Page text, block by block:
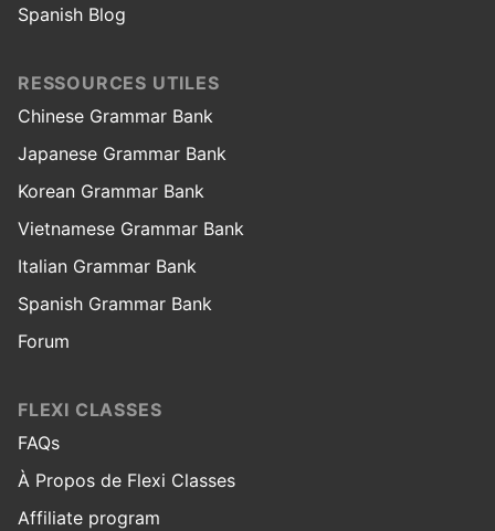
Spanish Blog
RESSOURCES UTILES
Chinese Grammar Bank
Japanese Grammar Bank
Korean Grammar Bank
Vietnamese Grammar Bank
Italian Grammar Bank
Spanish Grammar Bank
Forum
FLEXI CLASSES
FAQs
À Propos de Flexi Classes
Affiliate program